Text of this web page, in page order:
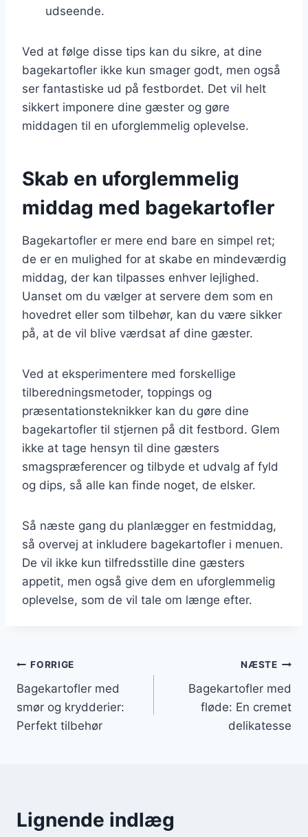
udseende.
Ved at følge disse tips kan du sikre, at dine
bagekartofler ikke kun smager godt, men også
ser fantastiske ud på festbordet. Det vil helt
sikkert imponere dine gæster og gøre
middagen til en uforglemmelig oplevelse.
Skab en uforglemmelig
middag med bagekartofler
Bagekartofler er mere end bare en simpel ret;
de er en mulighed for at skabe en mindeværdig
middag, der kan tilpasses enhver lejlighed.
Uanset om du vælger at servere dem som en
hovedret eller som tilbehør, kan du være sikker
på, at de vil blive værdsat af dine gæster.
Ved at eksperimentere med forskellige
tilberedningsmetoder, toppings og
præsentationsteknikker kan du gøre dine
bagekartofler til stjernen på dit festbord. Glem
ikke at tage hensyn til dine gæsters
smagspræferencer og tilbyde et udvalg af fyld
og dips, så alle kan finde noget, de elsker.
Så næste gang du planlægger en festmiddag,
så overvej at inkludere bagekartofler i menuen.
De vil ikke kun tilfredsstille dine gæsters
appetit, men også give dem en uforglemmelig
oplevelse, som de vil tale om længe efter.
Indlægsnavigation
FORRIGE
Bagekartofler med
smør og krydderier:
Perfekt tilbehør
NÆSTE
Bagekartofler med
fløde: En cremet
delikatesse
Lignende indlæg